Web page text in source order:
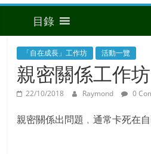
「自在成長」工作坊 活動一覽
親密關係工作坊
22/10/2018 Raymond 0
親密關係出問題﹐通常卡死在自